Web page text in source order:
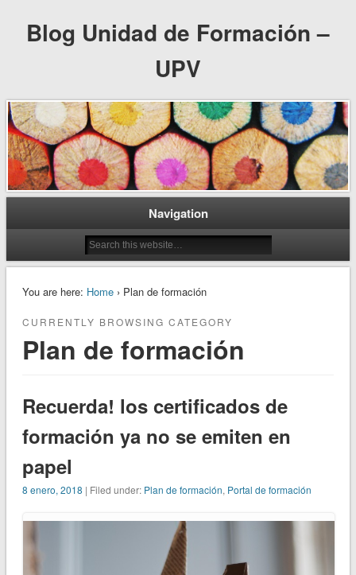
Blog Unidad de Formación –
UPV
Navigation
You are here: Home› Plan de formación
CURRENTLY BROWSING CATEGORY
Plan de formación
Recuerda! los certificados de
formación ya no se emiten en
papel
8 enero, 2018 | Filed under: Plan de formación, Portal de formación